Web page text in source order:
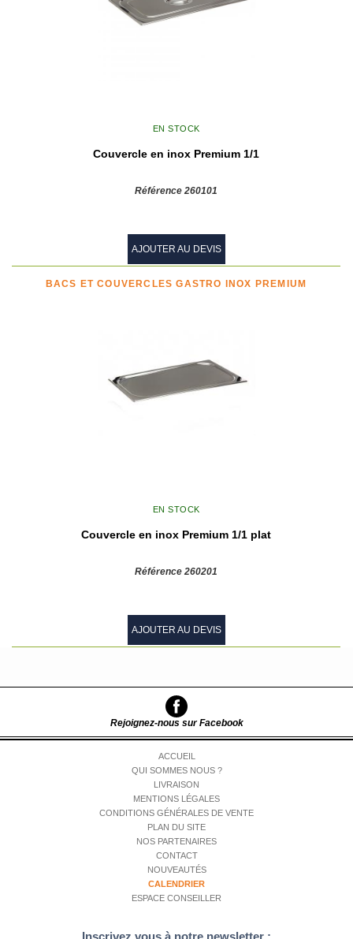
EN STOCK
Couvercle en inox Premium 1/1
Référence 260101
AJOUTER AU DEVIS
BACS ET COUVERCLES GASTRO INOX PREMIUM
EN STOCK
Couvercle en inox Premium 1/1 plat
Référence 260201
AJOUTER AU DEVIS
Rejoignez-nous sur Facebook
ACCUEIL
QUI SOMMES NOUS ?
LIVRAISON
MENTIONS LÉGALES
CONDITIONS GÉNÉRALES DE VENTE
PLAN DU SITE
NOS PARTENAIRES
CONTACT
NOUVEAUTÉS
CALENDRIER
ESPACE CONSEILLER